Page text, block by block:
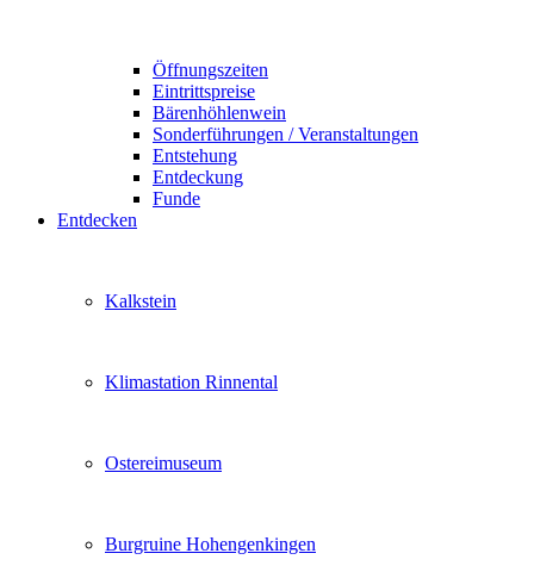
Öffnungszeiten
Eintrittspreise
Bärenhöhlenwein
Sonderführungen / Veranstaltungen
Entstehung
Entdeckung
Funde
Entdecken
Kalkstein
Klimastation Rinnental
Ostereimuseum
Burgruine Hohengenkingen